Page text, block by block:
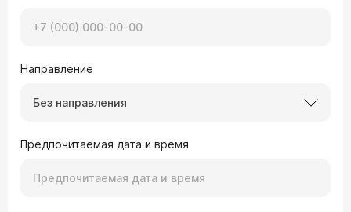
Направление
Без направления
Предпочитаемая дата и время